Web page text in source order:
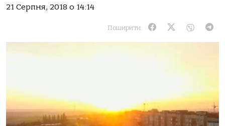
21 Серпня, 2018 о 14:14
Поширити: